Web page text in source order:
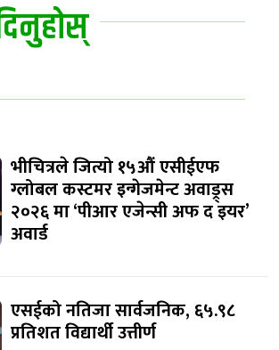
भीचित्रले जित्यो १५औं एसीईएफ
ग्लोबल कस्टमर इन्गेजमेन्ट अवाड्र्स
२०२६ मा ‘पीआर एजेन्सी अफ द इयर’
अवार्ड
एसईको नतिजा सार्वजनिक, ६५.९८
प्रतिशत विद्यार्थी उत्तीर्ण